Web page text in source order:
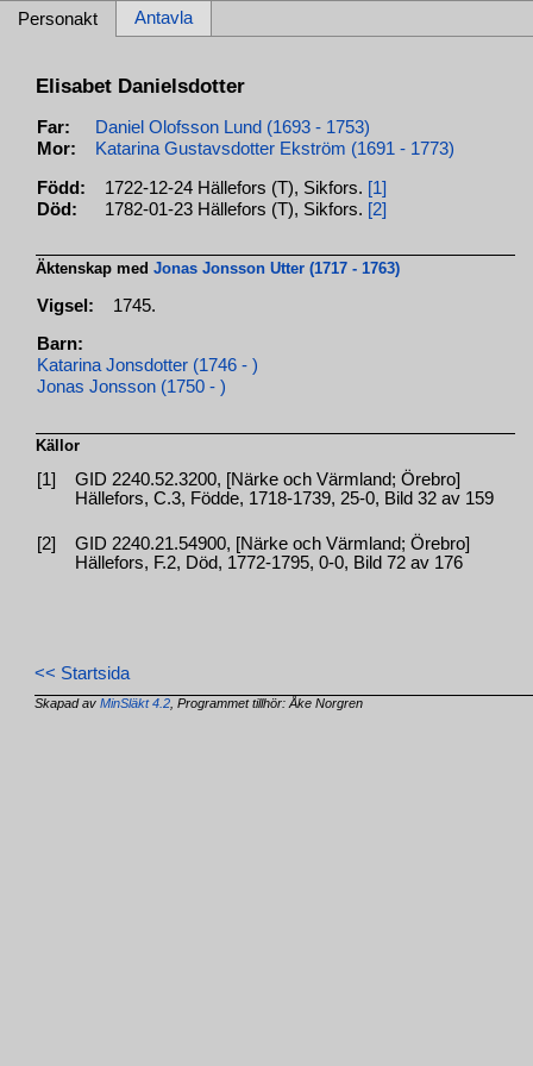
Personakt Antavla
Elisabet Danielsdotter
Far:
Daniel Olofsson Lund (1693 - 1753)
Mor:
Katarina Gustavsdotter Ekström (1691 - 1773)
Född: 1722-12-24 Hällefors (T), Sikfors. [1]
Död:
1782-01-23 Hällefors (T), Sikfors. [2]
Äktenskap medJonas Jonsson Utter (1717 - 1763)
Vigsel: 1745.
Barn:
Katarina Jonsdotter (1746 - )
Jonas Jonsson (1750 - )
Källor
[1]
GID 2240.52.3200, [Närke och Värmland; Örebro]
Hällefors, C.3, Födde, 1718-1739, 25-0, Bild 32 av 159
[2]
GID 2240.21.54900, [Närke och Värmland; Örebro]
Hällefors, F.2, Död, 1772-1795, 0-0, Bild 72 av 176
<< Startsida
Skapad avMinSläkt 4.2 , Programmet tillhör: Åke Norgren